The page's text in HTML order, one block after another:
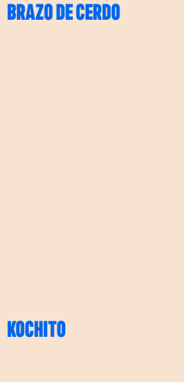
BRAZO DE CERDO
KOCHITO